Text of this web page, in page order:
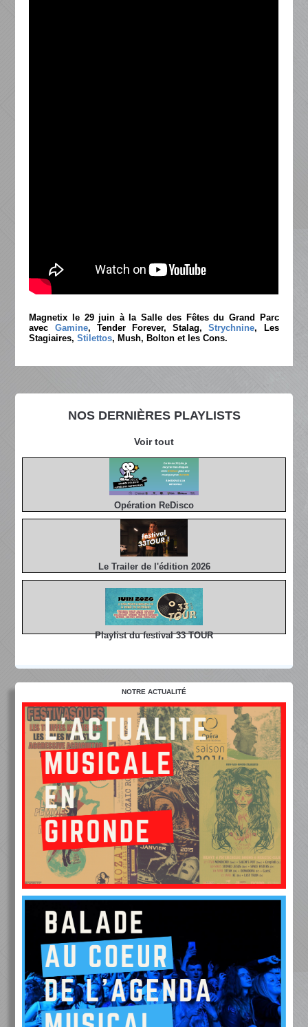
NOS DERNIÈRES PLAYLISTS
Voir tout
Opération ReDisco
Le Trailer de l'édition 2026
Playlist du festival 33 TOUR
Magnetix le 29 juin à la Salle des Fêtes du Grand Parc
avec Gamine, Tender Forever, Stalag,Strychnine, Les
Stagiaires,Stilettos, Mush, Bolton et les Cons.
NOTRE ACTUALITÉ